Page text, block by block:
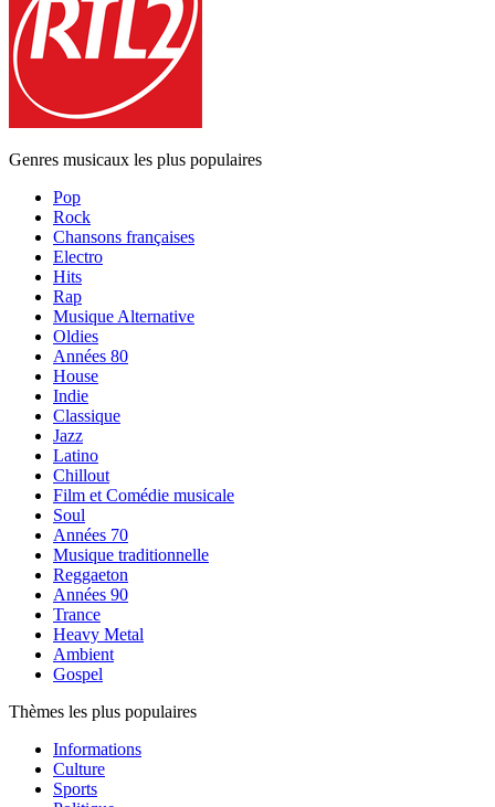
Genres musicaux les plus populaires
Pop
Rock
Chansons françaises
Electro
Hits
Rap
Musique Alternative
Oldies
Années 80
House
Indie
Classique
Jazz
Latino
Chillout
Film et Comédie musicale
Soul
Années 70
Musique traditionnelle
Reggaeton
Années 90
Trance
Heavy Metal
Ambient
Gospel
Thèmes les plus populaires
Informations
Culture
Sports